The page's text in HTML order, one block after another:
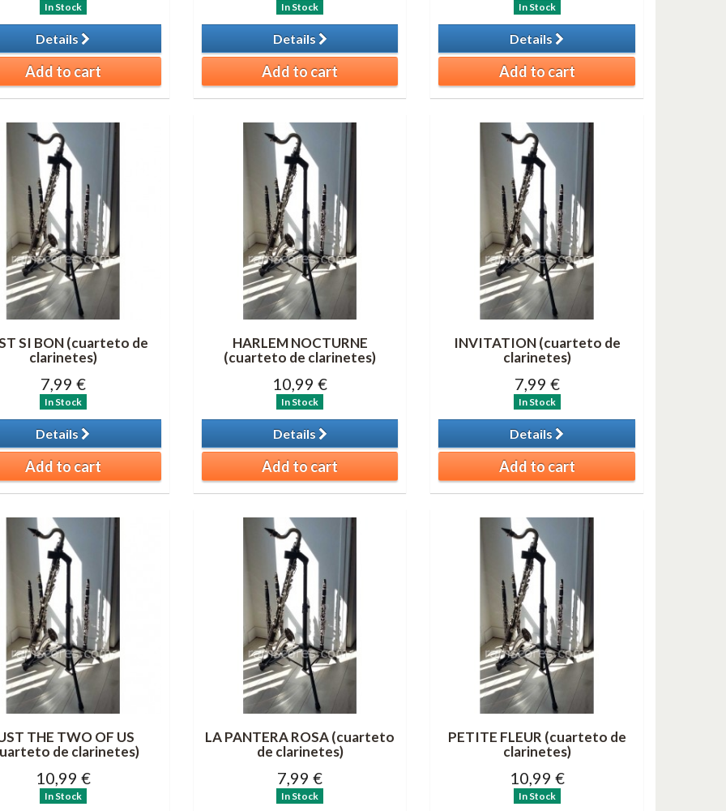
In Stock
Details
Add to cart
In Stock
Details
Add to cart
In Stock
Details
Add to cart
SI BON (cuarteto de
clarinetes)
7,99 €
In Stock
Details
Add to cart
HARLEM NOCTURNE
(cuarteto de clarinetes)
10,99 €
In Stock
Details
Add to cart
INVITATION (cuarteto de
clarinetes)
7,99 €
In Stock
Details
Add to cart
THE TWO OF US
de clarinetes)
10,99 €
In Stock
LA PANTERA ROSA (cuarteto
de clarinetes)
7,99 €
In Stock
PETITE FLEUR (cuarteto de
clarinetes)
10,99 €
In Stock